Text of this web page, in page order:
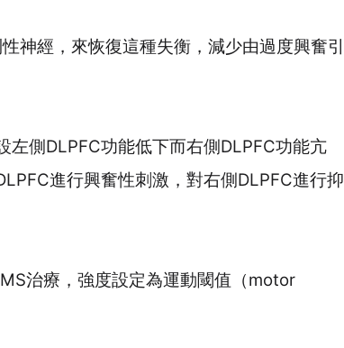
神經，來恢復這種失衡，減少由過度興奮引
左側DLPFC功能低下而右側DLPFC功能亢
進行興奮性刺激，對右側DLPFC進行抑
治療，強度設定為運動閾值（motor